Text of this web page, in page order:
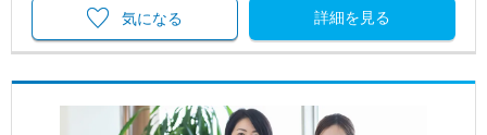
詳細を見る
気になる